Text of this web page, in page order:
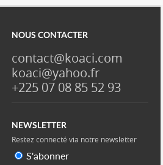
NOUS CONTACTER
contact@koaci.com
koaci@yahoo.fr
+225 07 08 85 52 93
NEWSLETTER
Restez connecté via notre newsletter
S'abonner